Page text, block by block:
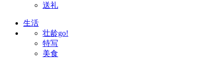
送礼
生活
壮龄go!
特写
美食